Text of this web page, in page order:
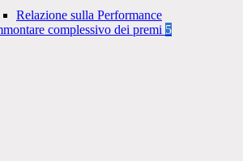
Relazione sulla Performance
complessivo dei premi 5